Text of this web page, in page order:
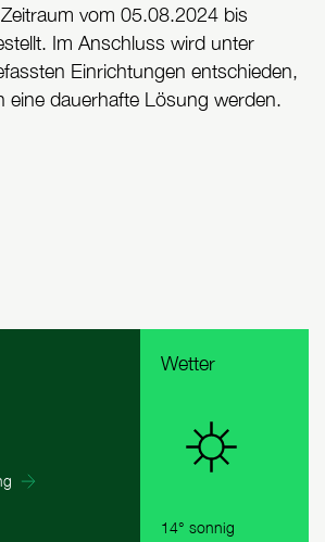
vom 05.08.2024 bis
Im Anschluss wird unter
Einrichtungen entschieden,
eine dauerhafte Lösung werden.
Wetter
14° sonnig